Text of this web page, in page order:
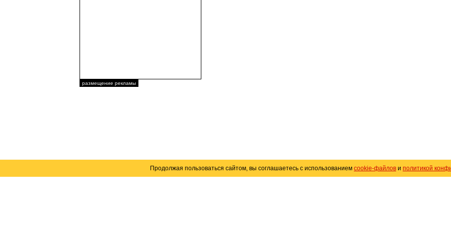
размещение рекламы
Продолжая пользоваться сайтом, вы соглашаетесь с использованием cookie-файлов и политикой